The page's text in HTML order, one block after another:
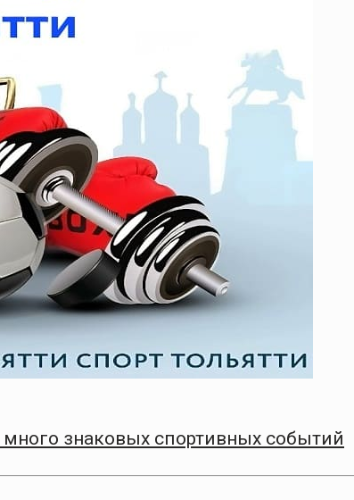
знаковых спортивных событий